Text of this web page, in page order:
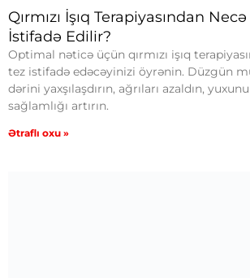
Qırmızı İşıq Terapiyasından
İstifadə Edilir?
Optimal nəticə üçün qırmızı işıq
tez istifadə edəcəyinizi öyrənin. Düzgün
dərini yaxşılaşdırın, ağrıları azaldın,
sağlamlığı artırın.
Ətraflı oxu »